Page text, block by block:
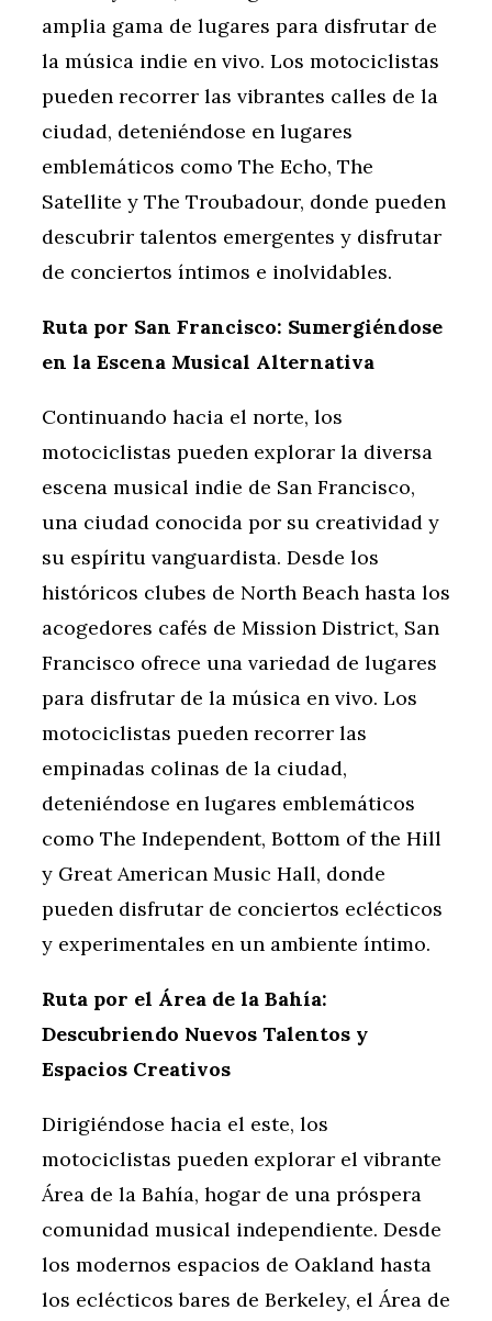
amplia gama de lugares para disfrutar de
la música indie en vivo. Los motociclistas
pueden recorrer las vibrantes calles de la
ciudad, deteniéndose en lugares
emblemáticos como The Echo, The
Satellite y The Troubadour, donde pueden
descubrir talentos emergentes y disfrutar
de conciertos íntimos e inolvidables.
Ruta por San Francisco: Sumergiéndose
en la Escena Musical Alternativa
Continuando hacia el norte, los
motociclistas pueden explorar la diversa
escena musical indie de San Francisco,
una ciudad conocida por su creatividad y
su espíritu vanguardista. Desde los
históricos clubes de North Beach hasta los
acogedores cafés de Mission District, San
Francisco ofrece una variedad de lugares
para disfrutar de la música en vivo. Los
motociclistas pueden recorrer las
empinadas colinas de la ciudad,
deteniéndose en lugares emblemáticos
como The Independent, Bottom of the Hill
y Great American Music Hall, donde
pueden disfrutar de conciertos eclécticos
y experimentales en un ambiente íntimo.
Ruta por el Área de la Bahía:
Descubriendo Nuevos Talentos y
Espacios Creativos
Dirigiéndose hacia el este, los
motociclistas pueden explorar el vibrante
Área de la Bahía, hogar de una próspera
comunidad musical independiente. Desde
los modernos espacios de Oakland hasta
los eclécticos bares de Berkeley, el Área de